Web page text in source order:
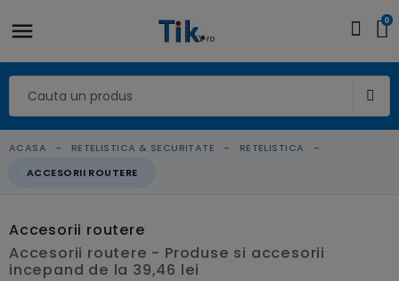
0
ACASA RETELISTICA & SECURITATE
RETELISTICA
ACCESORII ROUTERE
Accesorii routere
Accesorii routere - Produse si accesorii
incepand de la 39,46 lei